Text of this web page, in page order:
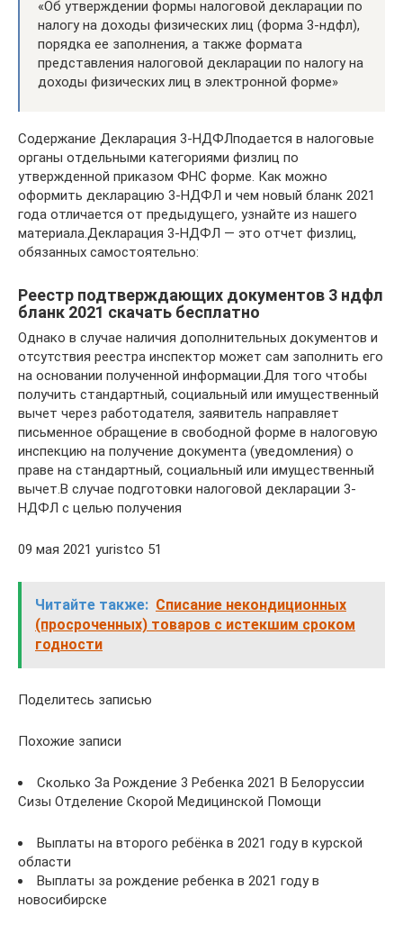
«Об утверждении формы налоговой декларации по
налогу на доходы физических лиц (форма 3-ндфл),
порядка ее заполнения, а также формата
представления налоговой декларации по налогу на
доходы физических лиц в электронной форме»
Содержание Декларация 3-НДФЛподается в налоговые
органы отдельными категориями физлиц по
утвержденной приказом ФНС форме. Как можно
оформить декларацию 3-НДФЛ и чем новый бланк 2021
года отличается от предыдущего, узнайте из нашего
материала.Декларация 3-НДФЛ — это отчет физлиц,
обязанных самостоятельно:
Реестр подтверждающих документов 3 ндфл
бланк 2021 скачать бесплатно
Однако в случае наличия дополнительных документов и
отсутствия реестра инспектор может сам заполнить его
на основании полученной информации.Для того чтобы
получить стандартный, социальный или имущественный
вычет через работодателя, заявитель направляет
письменное обращение в свободной форме в налоговую
инспекцию на получение документа (уведомления) о
праве на стандартный, социальный или имущественный
вычет.В случае подготовки налоговой декларации 3-
НДФЛ с целью получения
09 мая 2021 yuristco 51
Читайте также: Списание некондиционных
(просроченных) товаров с истекшим сроком
годности
Поделитесь записью
Похожие записи
Сколько За Рождение 3 Ребенка 2021 В Белоруссии
Сизы Отделение Скорой Медицинской Помощи
Выплаты на второго ребёнка в 2021 году в курской
области
Выплаты за рождение ребенка в 2021 году в
новосибирске